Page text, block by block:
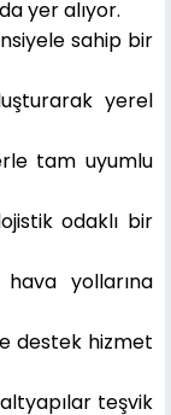
yer alıyor.
sahip bir
yerel
tam uyumlu
odaklı bir
yollarına
destek hizmet
teşvik